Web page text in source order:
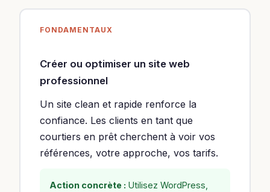
FONDAMENTAUX
Créer ou optimiser un site web
professionnel
Un site clean et rapide renforce la
confiance. Les clients en tant que
courtiers en prêt cherchent à voir vos
références, votre approche, vos tarifs.
Action concrète : Utilisez WordPress,